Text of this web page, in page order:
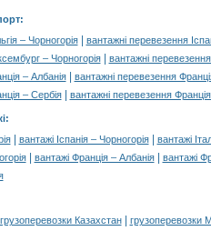
– Чорногорія|
вантажні перевезення
– Чорногорія|
вантажні
– Албанія|
вантажні перевезення
– Сербія| вантажні перевезення
:
| вантажі Іспанія – Чорногорія|
вантажі
| вантажі Франція – Албанія|
вантажі
грузоперевозки Казахстан|
грузоперевозки